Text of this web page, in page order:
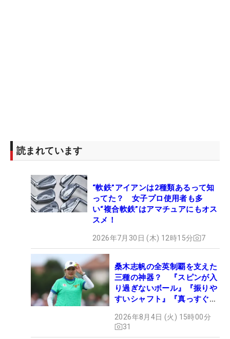
読まれています
“軟鉄”アイアンは2種類あるって知
ってた？ 女子プロ使用者も多
い“複合軟鉄”はアマチュアにもオス
スメ！
2026年7月30日 (木) 12時15分 7
桑木志帆の全英制覇を支えた
三種の神器？ 『スピンが入
り過ぎないボール』『振りや
すいシャフト』『真っすぐ飛
セッティング
2026年8月4日 (火) 15時00分
31